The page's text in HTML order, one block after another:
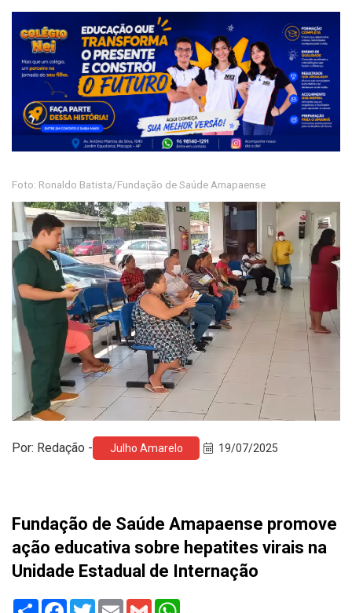
Foto: Ronaldo Batista/Fundação de Saúde Amapaense
Por: Redação - Julho Amarelo 19/07/2025
Fundação de Saúde Amapaense promove
ação educativa sobre hepatites virais na
Unidade Estadual de Internação
Share Facebook
TwitterEmail Gmail